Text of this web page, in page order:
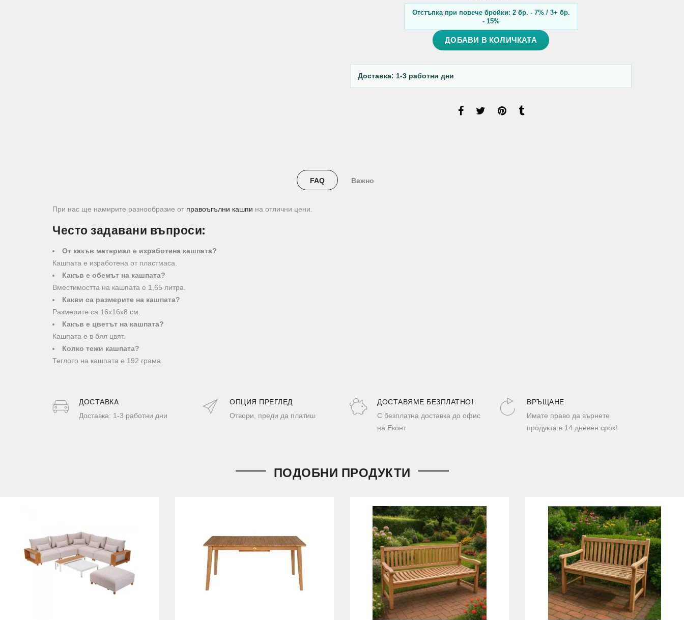
Отстъпка при повече бройки: 2 бр. - 7% / 3+ бр.
- 15%
ДОБАВИ В КОЛИЧКАТА
Доставка: 1-3 работни дни
FAQ Важно
При нас ще намирите разнообразие от правоъгълни кашпи на отлични цени.
Често задавани въпроси:
От какъв материал е изработена кашпата?
Кашпата е изработена от пластмаса.
Какъв е обемът на кашпата?
Вместимостта на кашпата е 1,65 литра.
Какви са размерите на кашпата?
Размерите са 16х16х8 см.
Какъв е цветът на кашпата?
Кашпата е в бял цвят.
Колко тежи кашпата?
Теглото на кашпата е 192 грама.
ДОСТАВКA
Доставка: 1-3 работни дни
ОПЦИЯ ПРЕГЛЕД
Отвори, преди да платиш
ДОСТАВЯМЕ БЕЗПЛАТНО!
С безплатна доставка до офис
на Еконт
ВРЪЩАНЕ
Имате право да върнете
продукта в 14 дневен срок!
ПОДОБНИ ПРОДУКТИ